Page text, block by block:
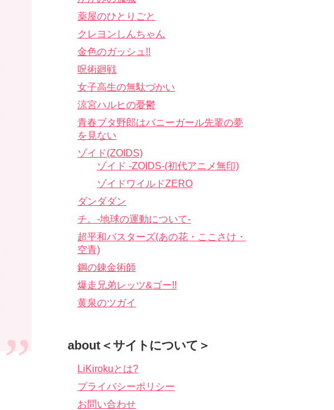
薬屋のひとりごと
クレヨンしんちゃん
金色のガッシュ!!
呪術廻戦
女子高生の無駄づかい
涼宮ハルヒの憂鬱
青春ブタ野郎はバニーガール先輩の夢
を見ない
ゾイド(ZOIDS)
ゾイド -ZOIDS-(初代アニメ無印)
ゾイドワイルドZERO
ダンダダン
チ。-地球の運動について-
超平和バスターズ(あの花・ここさけ・
空青)
鋼の錬金術師
爆走兄弟レッツ&ゴー!!
黄泉のツガイ
about＜サイトについて＞
LiKirokuとは?
プライバシーポリシー
お問い合わせ